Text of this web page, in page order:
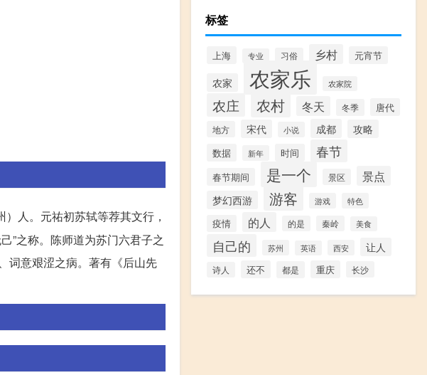
人。元祐初苏轼等荐其文行，
”之称。陈师道为苏门六君子之
词意艰涩之病。著有《后山先
标签
上海 专业 习俗 乡村 元宵节
农家 农家乐 农家院
农庄 农村 冬天 冬季 唐代
地方 宋代 小说 成都 攻略
数据 新年 时间 春节
春节期间 是一个 景区 景点
梦幻西游 游客 游戏 特色
疫情 的人 的是 秦岭 美食
自己的 苏州 英语 西安 让人
诗人 还不 都是 重庆 长沙